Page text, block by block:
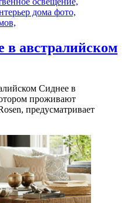
в австралийском
Сиднее в
проживают
предусматривает